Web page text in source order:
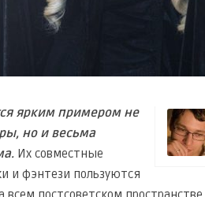
ярким примером не
но и весьма
Их совместные
и фэнтези пользуются